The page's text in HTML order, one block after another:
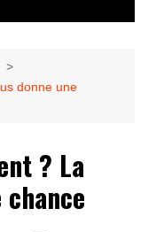
donne une
? La
chance